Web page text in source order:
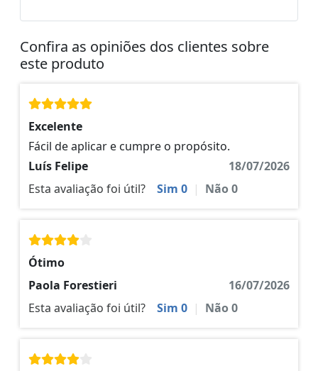
Confira as opiniões dos clientes sobre
este produto
Excelente
Fácil de aplicar e cumpre o propósito.
Luís Felipe
18/07/2026
Esta avaliação foi útil?
Sim 0 | Não0
Ótimo
Paola Forestieri
16/07/2026
Esta avaliação foi útil?
Sim 0 | Não0